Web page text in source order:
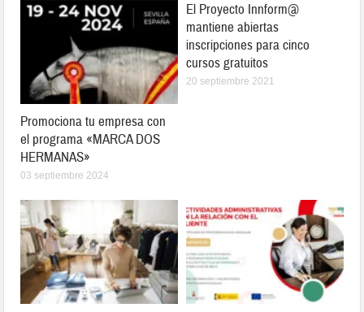
Promociona tu empresa con
el programa «MARCA DOS
HERMANAS»
03 septiembre 2024
El Proyecto Innform@
mantiene abiertas
inscripciones para cinco
cursos gratuitos
20 septiembre 2021